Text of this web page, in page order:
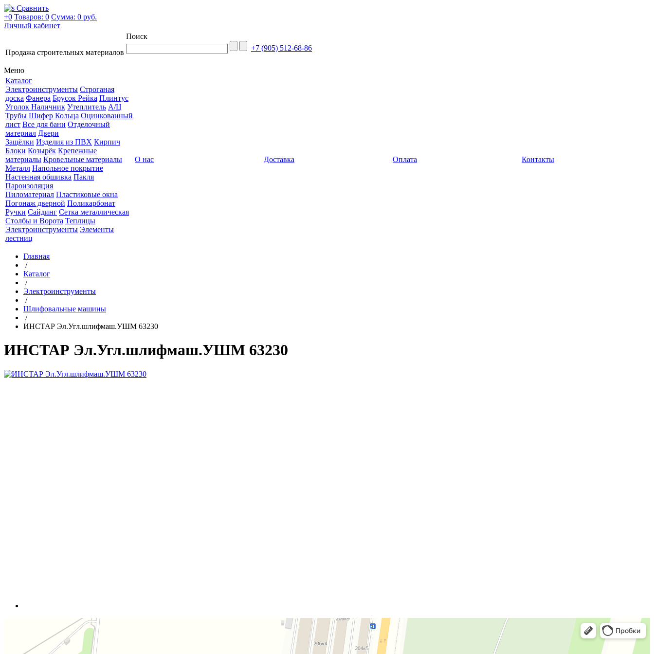
Сравнить
+0 Товаров: 0 Сумма: 0 руб.
Личный кабинет
Продажа строительных материалов
Поиск
+7 (905) 512-68-86
Меню
Каталог
Электроинструменты Строганая
доска Фанера Брусок Рейка Плинтус
Уголок Наличник Утеплитель А/Ц
Трубы Шифер Кольца Оцинкованный
лист Все для бани Отделочный
материал Двери
Защёлки Изделия из ПВХ Кирпич
Блоки Козырёк Крепежные
материалы Кровельные материалы
Металл Напольное покрытие
Настенная обшивка Пакля
Пароизоляция
Пиломатериал Пластиковые окна
Погонаж дверной Поликарбонат
Ручки Сайдинг Сетка металлическая
Столбы и Ворота Теплицы
Электроинструменты Элементы
лестниц
О нас Доставка Оплата Контакты
Главная
/
Каталог
/
Электроинструменты
/
Шлифовальные машины
/
ИНСТАР Эл.Угл.шлифмаш.УШМ 63230
ИНСТАР Эл.Угл.шлифмаш.УШМ 63230